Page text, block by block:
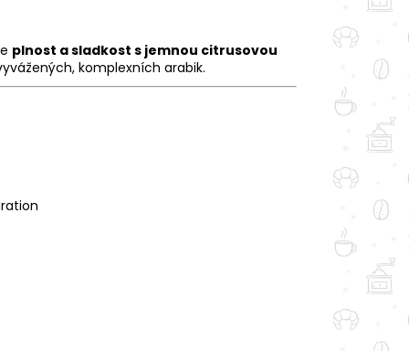
plnost a sladkost s jemnou citrusovou
komplexních arabik.